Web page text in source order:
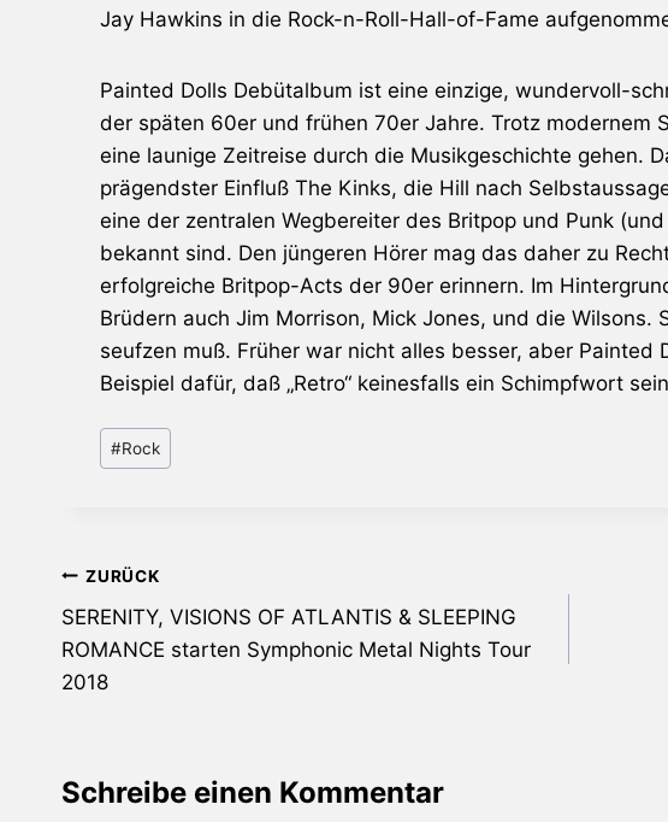
Jay Hawkins in die Rock-n-Roll-Hall-of-Fame
Painted Dolls Debütalbum ist eine einzige, wundervoll-
der späten 60er und frühen 70er Jahre. Trotz modernem
eine launige Zeitreise durch die Musikgeschichte gehen.
prägendster Einfluß The Kinks, die Hill nach
eine der zentralen Wegbereiter des Britpop und Punk
bekannt sind. Den jüngeren Hörer mag das daher zu
erfolgreiche Britpop-Acts der 90er erinnern. Im
Brüdern auch Jim Morrison, Mick Jones, und die Wilsons.
seufzen muß. Früher war nicht alles besser, aber Painted
Beispiel dafür, daß „Retro“ keinesfalls ein Schimpfwort
Schlagworte:
#Rock
Beitragsnavigation
ZURÜCK
SERENITY, VISIONS OF ATLANTIS & SLEEPING
ROMANCE starten Symphonic Metal Nights Tour
2018
Schreibe einen Kommentar